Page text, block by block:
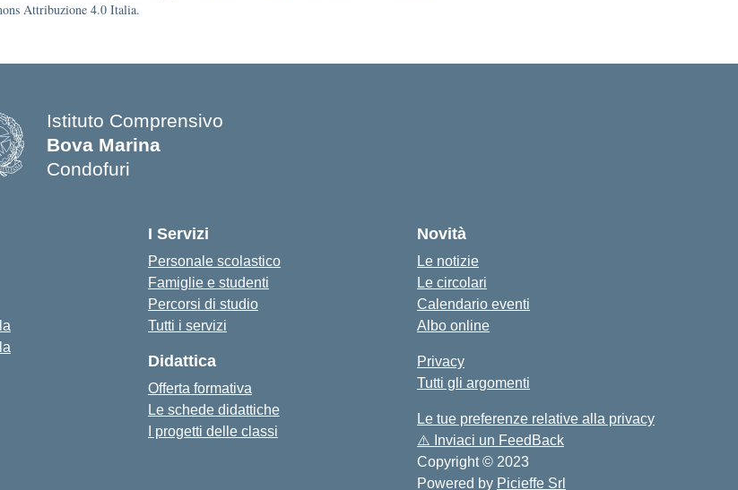
Attribuzione 4.0 Italia.
Istituto Comprensivo
Bova Marina
Condofuri
I Servizi
Personale scolastico
Famiglie e studenti
Percorsi di studio
Tutti i servizi
Didattica
Offerta formativa
Le schede didattiche
I progetti delle classi
Novità
Le notizie
Le circolari
Calendario eventi
Albo online
Privacy
Tutti gli argomenti
Le tue preferenze relative alla privacy
⚠️ Inviaci un FeedBack
Copyright © 2023
Powered by Picieffe Srl